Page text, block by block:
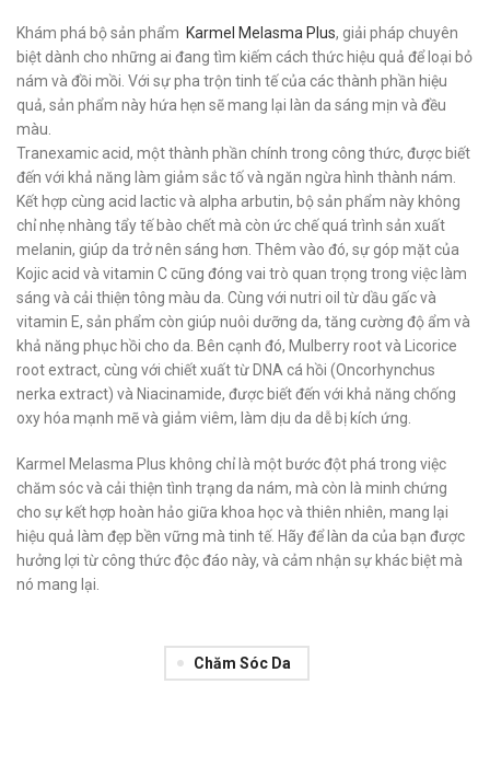
Khám phá bộ sản phẩm Karmel Melasma Plus, giải pháp chuyên
biệt dành cho những ai đang tìm kiếm cách thức hiệu quả để loại bỏ
nám và đồi mồi. Với sự pha trộn tinh tế của các thành phần hiệu
quả, sản phẩm này hứa hẹn sẽ mang lại làn da sáng mịn và đều
màu.
Tranexamic acid, một thành phần chính trong công thức, được biết
đến với khả năng làm giảm sắc tố và ngăn ngừa hình thành nám.
Kết hợp cùng acid lactic và alpha arbutin, bộ sản phẩm này không
chỉ nhẹ nhàng tẩy tế bào chết mà còn ức chế quá trình sản xuất
melanin, giúp da trở nên sáng hơn. Thêm vào đó, sự góp mặt của
Kojic acid và vitamin C cũng đóng vai trò quan trọng trong việc làm
sáng và cải thiện tông màu da. Cùng với nutri oil từ dầu gấc và
vitamin E, sản phẩm còn giúp nuôi dưỡng da, tăng cường độ ẩm và
khả năng phục hồi cho da. Bên cạnh đó, Mulberry root và Licorice
root extract, cùng với chiết xuất từ DNA cá hồi (Oncorhynchus
nerka extract) và Niacinamide, được biết đến với khả năng chống
oxy hóa mạnh mẽ và giảm viêm, làm dịu da dễ bị kích ứng.
Karmel Melasma Plus không chỉ là một bước đột phá trong việc
chăm sóc và cải thiện tình trạng da nám, mà còn là minh chứng
cho sự kết hợp hoàn hảo giữa khoa học và thiên nhiên, mang lại
hiệu quả làm đẹp bền vững mà tinh tế. Hãy để làn da của bạn được
hưởng lợi từ công thức độc đáo này, và cảm nhận sự khác biệt mà
nó mang lại.
Chăm Sóc Da